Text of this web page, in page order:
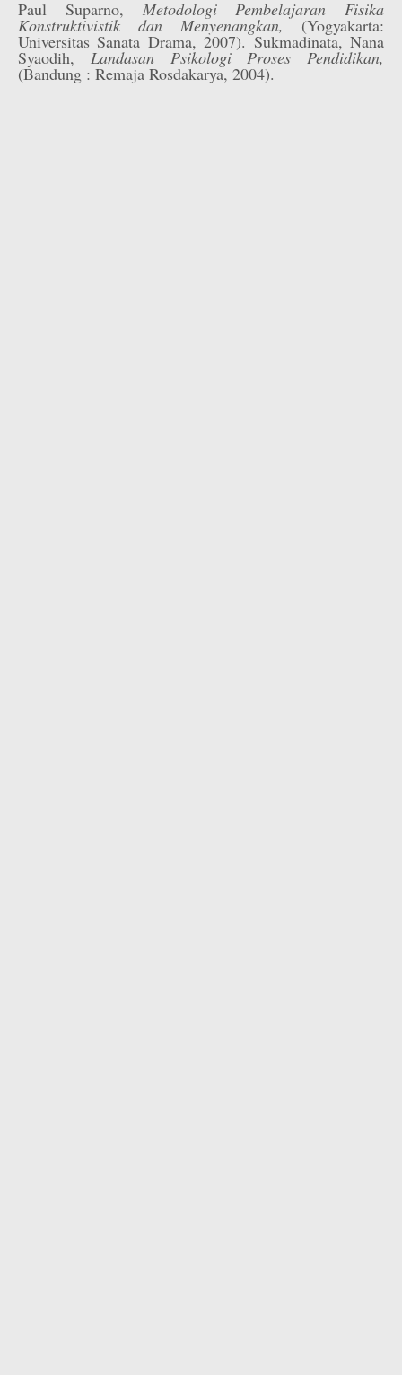
Paul Suparno, Metodologi Pembelajaran Fisika
Konstruktivistik dan Menyenangkan, (Yogyakarta:
Universitas Sanata Drama, 2007). Sukmadinata, Nana
Syaodih, Landasan Psikologi Proses Pendidikan,
(Bandung : Remaja Rosdakarya, 2004).